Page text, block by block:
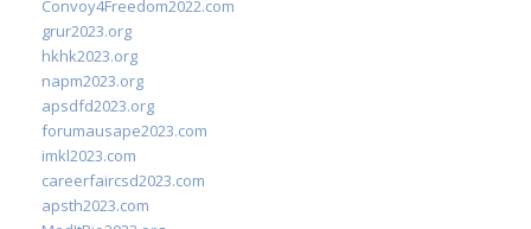
Convoy4Freedom2022.com
grur2023.org
hkhk2023.org
napm2023.org
apsdfd2023.org
forumausape2023.com
imkl2023.com
careerfaircsd2023.com
apsth2023.com